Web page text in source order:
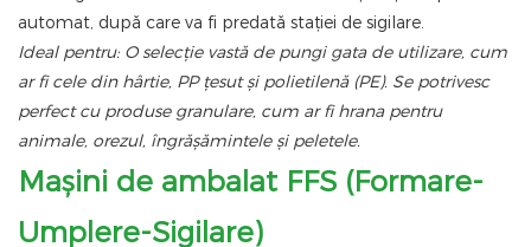
automat, după care va fi predată stației de sigilare.
Ideal pentru: O selecție vastă de pungi gata de utilizare, cum
ar fi cele din hârtie, PP țesut și polietilenă (PE). Se potrivesc
perfect cu produse granulare, cum ar fi hrana pentru
animale, orezul, îngrășămintele și peletele.
Mașini de ambalat FFS (Formare-
Umplere-Sigilare)